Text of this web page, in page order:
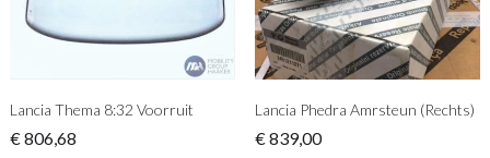
Lancia Thema 8:32 Voorruit
€ 806,68
Lancia Phedra Amrsteun (Rechts)
€ 839,00